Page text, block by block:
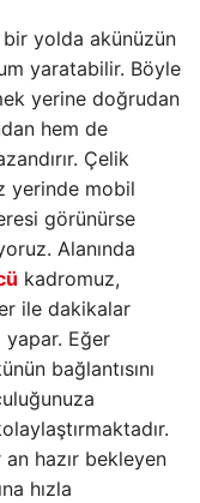
bir yolda akünüzün
yaratabilir. Böyle
yerine doğrudan
hem de
Çelik
yerinde mobil
görünürse
Alanında
kadromuz,
ile dakikalar
Eğer
bağlantısını
hazır bekleyen
hızla